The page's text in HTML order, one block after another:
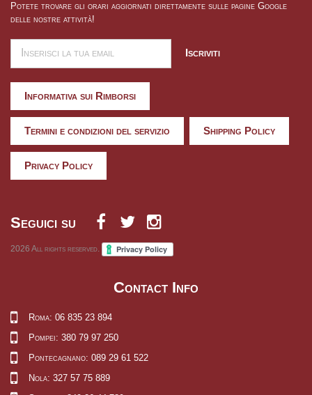
Potete trovare gli orari aggiornati direttamente sulle pagine Google
delle nostre attività!
Iscriviti
Informativa sui Rimborsi
Termini e condizioni del servizio Shipping Policy
Privacy Policy
Seguici su
2026 All rights reserved.
Contact Info
Roma: 06 835 23 894
Pompei: 380 79 97 250
Pontecagnano: 089 29 61 522
Nola: 327 57 75 889